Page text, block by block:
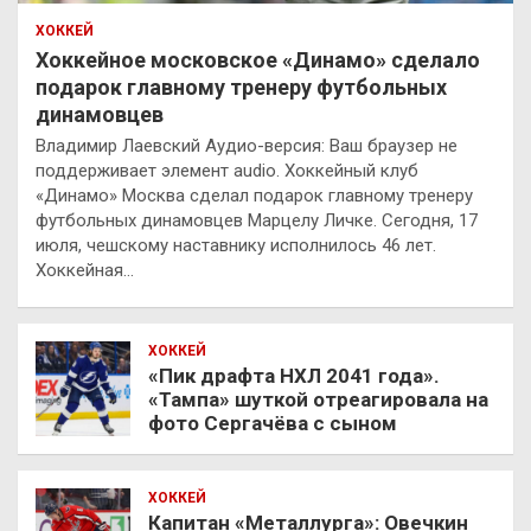
ХОККЕЙ
Хоккейное московское «Динамо» сделало
подарок главному тренеру футбольных
динамовцев
Владимир Лаевский Аудио-версия: Ваш браузер не
поддерживает элемент audio. Хоккейный клуб
«Динамо» Москва сделал подарок главному тренеру
футбольных динамовцев Марцелу Личке. Сегодня, 17
июля, чешскому наставнику исполнилось 46 лет.
Хоккейная…
ХОККЕЙ
«Пик драфта НХЛ 2041 года».
«Тампа» шуткой отреагировала на
фото Сергачёва с сыном
ХОККЕЙ
Капитан «Металлурга»: Овечкин